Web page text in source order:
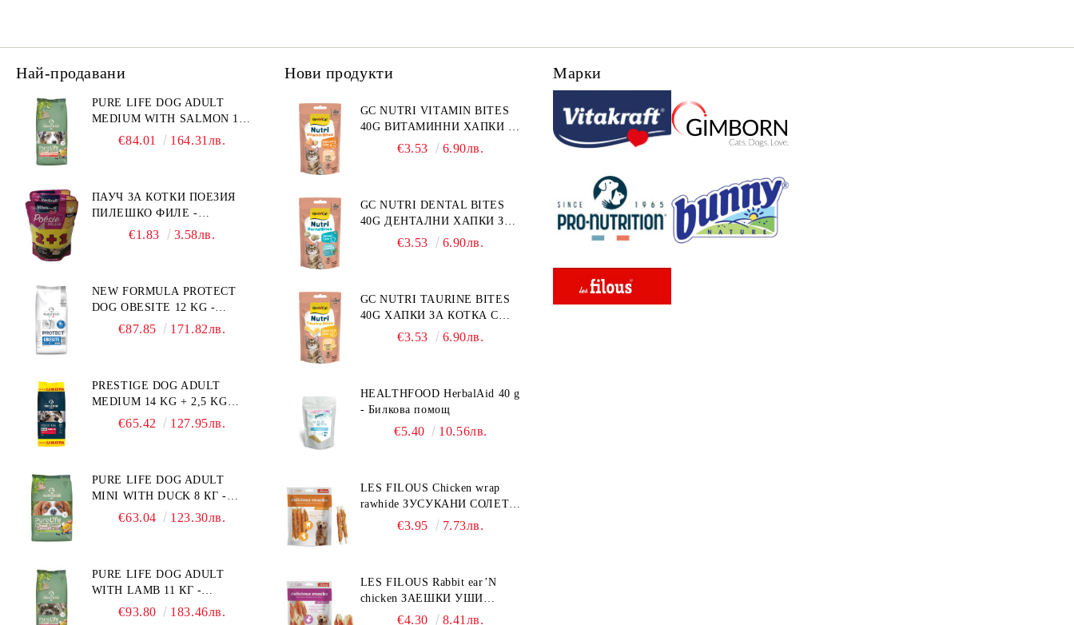
Най-продавани
PURE LIFE DOG ADULT
MEDIUM WITH SALMON 12
КГ - ПЪЛНОЦЕННА ХРАНА
ОТ 10 – 25 КГ, СЪС СЬОМГА.
БЕЗ ЗЪРНО, БЕЗ ГЛУТЕН.
ПРОИЗВЕДЕНА ВЪВ
€84.01 164.31лв.
ПАУЧ ЗА КОТКИ ПОЕЗИЯ
ПИЛЕШКО ФИЛЕ -
ПРОМОКОМПЛЕКТ 3 БР.
€1.83 3.58лв.
NEW FORMULA PROTECT
DOG OBESITE 12 KG -
ПЪЛНОЦЕННА ДИЕТИЧНА
ПОТРЕБНОСТИ:
"НАМАЛЯВАНЕ НА
НАДНОРМЕНО ТЕГЛО".
€87.85 171.82лв.
PRESTIGE DOG ADULT
MEDIUM 14 KG + 2,5 KG
ГРАТИС - ПЪЛНОЦЕННА
ВЪВ ФРАНЦИЯ.
€65.42 127.95лв.
PURE LIFE DOG ADULT
MINI WITH DUCK 8 КГ -
ПЪЛНОЦЕННА ХРАНА ЗА
С ТЕГЛО ПОД 10 КГ, С
ПАТИЦА. БЕЗ ЗЪРНО, БЕЗ
ГЛУТЕН. ПРОИЗВЕДЕНА
€63.04 123.30лв.
PURE LIFE DOG ADULT
WITH LAMB 11 КГ -
ПЪЛНОЦЕННА ХРАНА ЗА
€93.80 183.46лв.
Нови продукти
GC NUTRI VITAMIN BITES
40G ВИТАМИННИ ХАПКИ 40
€3.53 6.90лв.
GC NUTRI DENTAL BITES
40G ДЕНТАЛНИ ХАПКИ ЗА
КОТКА 40 г
€3.53 6.90лв.
GC NUTRI TAURINE BITES
40G ХАПКИ ЗА КОТКА С
ТАУРИН 40 г
€3.53 6.90лв.
HEALTHFOOD HerbalAid 40 g
- Билкова помощ
€5.40 10.56лв.
LES FILOUS Chicken wrap
rawhide ЗУСУКАНИ СОЛЕТИ
С ПИЛЕШКО, лакомство за
€3.95 7.73лв.
LES FILOUS Rabbit ear’N
chicken ЗАЕШКИ УШИ
лакомство за куче, 50 г
€4.30 8.41лв.
Марки